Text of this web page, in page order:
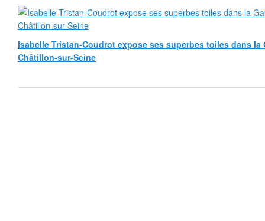
Isabelle Tristan-Coudrot expose ses superbes toiles dans la
Châtillon-sur-Seine